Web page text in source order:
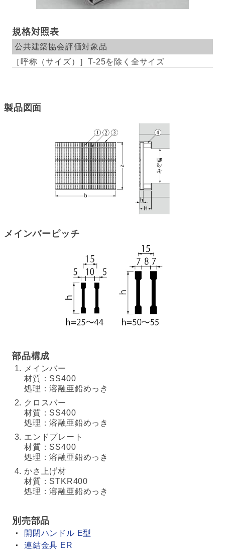
規格対照表
公共建築協会評価対象品
T-25を除く全サイズ
製品図面
メインバーピッチ
部品構成
メインバー
材質：SS400
処理：溶融亜鉛めっき
クロスバー
材質：SS400
処理：溶融亜鉛めっき
エンドプレート
材質：SS400
処理：溶融亜鉛めっき
かさ上げ材
材質：STKR400
処理：溶融亜鉛めっき
別売部品
開閉ハンドル E型
連結金具 ER